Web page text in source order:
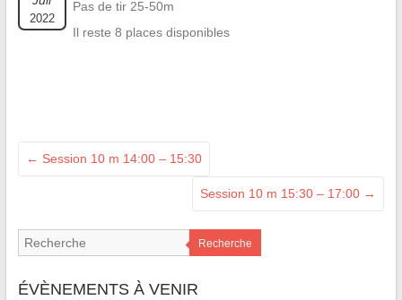
2022
Pas de tir 25-50m
Il reste 8 places disponibles
← Session 10 m 14:00 – 15:30
Session 10 m 15:30 – 17:00 →
Recherche
ÉVÈNEMENTS À VENIR